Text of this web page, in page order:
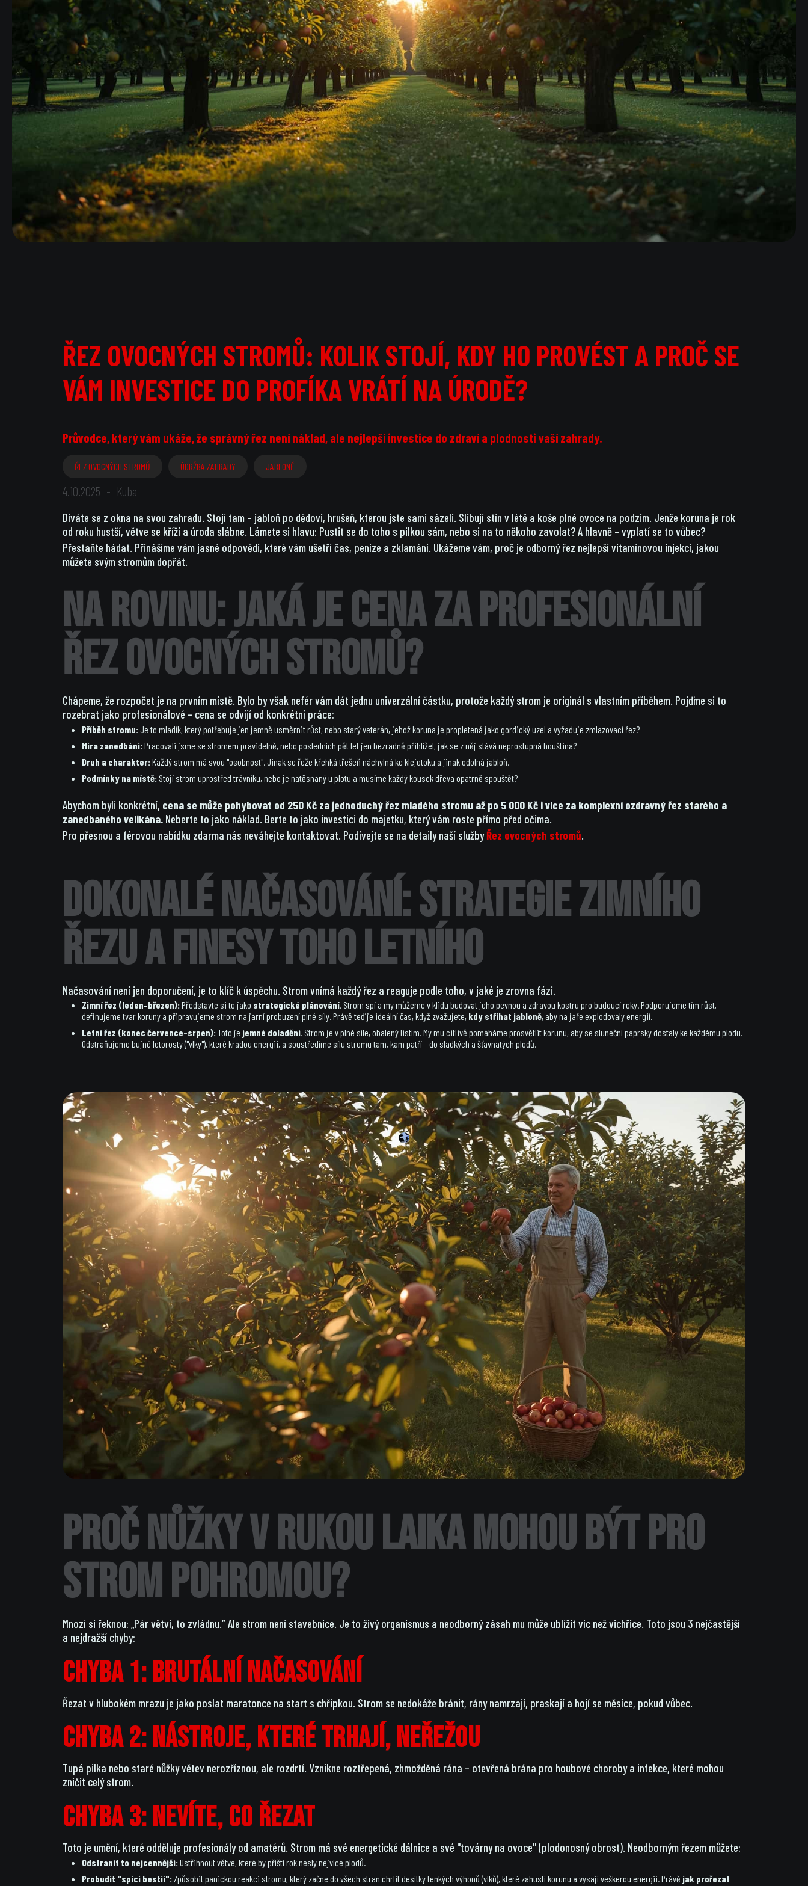
ŘEZ OVOCNÝCH STROMŮ: KOLIK STOJÍ, KDY HO PROVÉST A PROČ SE
VÁM INVESTICE DO PROFÍKA VRÁTÍ NA ÚRODĚ?
Průvodce, který vám ukáže, že správný řez není náklad, ale nejlepší investice do zdraví a plodnosti vaší zahrady.
ŘEZ OVOCNÝCH STROMŮ ÚDRŽBA ZAHRADY JABLONĚ
4.10.2025 - Kuba
Díváte se z okna na svou zahradu. Stojí tam – jabloň po dědovi, hrušeň, kterou jste sami sázeli. Slibují stín v létě a koše plné ovoce na podzim. Jenže koruna je rok
od roku hustší, větve se kříží a úroda slábne. Lámete si hlavu: Pustit se do toho s pilkou sám, nebo si na to někoho zavolat? A hlavně – vyplatí se to vůbec?
Přestaňte hádat. Přinášíme vám jasné odpovědi, které vám ušetří čas, peníze a zklamání. Ukážeme vám, proč je odborný řez nejlepší vitamínovou injekcí, jakou
můžete svým stromům dopřát.
Na rovinu: Jaká je cena za profesionální
řez ovocných stromů?
Chápeme, že rozpočet je na prvním místě. Bylo by však nefér vám dát jednu univerzální částku, protože každý strom je originál s vlastním příběhem. Pojďme si to
rozebrat jako profesionálové – cena se odvíjí od konkrétní práce:
Příběh stromu:Je to mladík, který potřebuje jen jemně usměrnit růst, nebo starý veterán, jehož koruna je propletená jako gordický uzel a vyžaduje zmlazovací řez?
Míra zanedbání:Pracovali jsme se stromem pravidelně, nebo posledních pět let jen bezradně přihlížel, jak se z něj stává neprostupná houština?
Druh a charakter:Každý strom má svou "osobnost". Jinak se řeže křehká třešeň náchylná ke klejotoku a jinak odolná jabloň.
Podmínky na místě:Stojí strom uprostřed trávníku, nebo je natěsnaný u plotu a musíme každý kousek dřeva opatrně spouštět?
Abychom byli konkrétní, cena se může pohybovat od 250 Kč za jednoduchý řez mladého stromu až po 5 000 Kč i více za komplexní ozdravný řez starého a
zanedbaného velikána. Neberte to jako náklad. Berte to jako investici do majetku, který vám roste přímo před očima.
Pro přesnou a férovou nabídku zdarma nás neváhejte kontaktovat. Podívejte se na detaily naší službyŘez ovocných stromů.
Dokonalé načasování: Strategie zimního
řezu a finesy toho letního
Načasování není jen doporučení, je to klíč k úspěchu. Strom vnímá každý řez a reaguje podle toho, v jaké je zrovna fázi.
Zimní řez (leden–březen):Představte si to jako strategické plánování. Strom spí a my můžeme v klidu budovat jeho pevnou a zdravou kostru pro budoucí roky. Podporujeme tím růst,
definujeme tvar koruny a připravujeme strom na jarní probuzení plné síly. Právě teď je ideální čas, když zvažujete, kdy stříhat jabloně, aby na jaře explodovaly energií.
Letní řez (konec července–srpen):Toto je jemné doladění. Strom je v plné síle, obalený listím. My mu citlivě pomáháme prosvětlit korunu, aby se sluneční paprsky dostaly ke každému plodu.
Odstraňujeme bujné letorosty ("vlky"), které kradou energii, a soustředíme sílu stromu tam, kam patří – do sladkých a šťavnatých plodů.
Proč nůžky v rukou laika mohou být pro
strom pohromou?
Mnozí si řeknou: „Pár větví, to zvládnu.“ Ale strom není stavebnice. Je to živý organismus a neodborný zásah mu může ublížit víc než vichřice. Toto jsou 3 nejčastější
a nejdražší chyby:
Chyba 1: Brutální načasování
Řezat v hlubokém mrazu je jako poslat maratonce na start s chřipkou. Strom se nedokáže bránit, rány namrzají, praskají a hojí se měsíce, pokud vůbec.
Chyba 2: Nástroje, které trhají, neřežou
Tupá pilka nebo staré nůžky větev nerozříznou, ale rozdrtí. Vznikne roztřepená, zhmožděná rána – otevřená brána pro houbové choroby a infekce, které mohou
zničit celý strom.
Chyba 3: Nevíte, CO řezat
Toto je umění, které odděluje profesionály od amatérů. Strom má své energetické dálnice a své "továrny na ovoce" (plodonosný obrost). Neodborným řezem můžete:
Odstranit to nejcennější:Ustřihnout větve, které by příští rok nesly nejvíce plodů.
Probudit "spící bestii":Způsobit panickou reakci stromu, který začne do všech stran chrlit desítky tenkých výhonů (vlků), které zahustí korunu a vysají veškerou energii. Právě jak prořezat